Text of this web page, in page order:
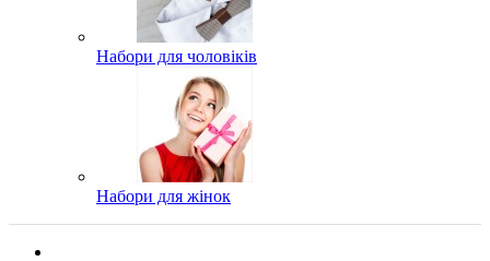
Набори для чоловіків
Набори для жінок